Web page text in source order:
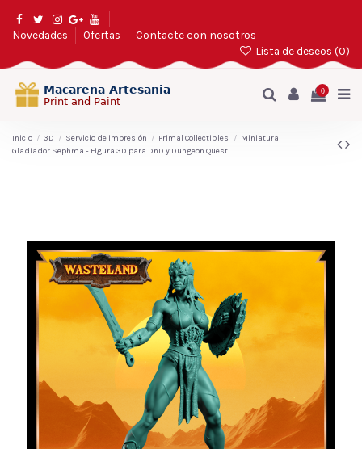
Novedades Ofertas
Contacte con nosotros
Lista de deseos (0)
0
Inicio 3D Servicio de impresión Primal Collectibles
Miniatura
Gladiador Sephma - Figura 3D para DnD y Dungeon Quest